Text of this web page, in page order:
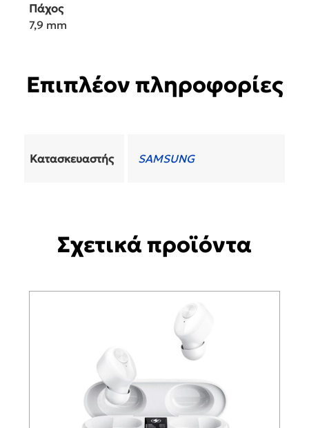
Πάχος
7,9 mm
Επιπλέον πληροφορίες
Κατασκευαστής SAMSUNG
Σχετικά προϊόντα